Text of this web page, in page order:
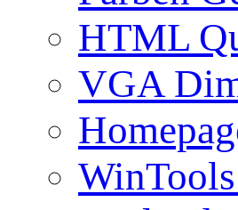
HTML
VGA